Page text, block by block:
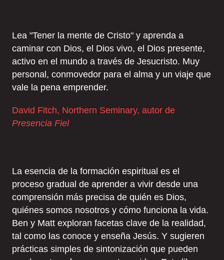
Lea "Tener la mente de Cristo" y aprenda a
caminar con Dios, el Dios vivo, el Dios presente,
activo en el mundo a través de Jesucristo. Muy
personal, conmovedor para el alma y un viaje que
vale la pena emprender.
David Fitch, Northern Seminary, autor de
Presencia Fiel
La esencia de la formación espiritual es el
proceso gradual de aprender a vivir desde una
comprensión más precisa de quién es Dios,
quiénes somos nosotros y cómo funciona la vida.
Ben y Matt exploran facetas clave de la realidad,
tal como las conoce y enseña Jesús. Y sugieren
prácticas simples de sintonización que pueden